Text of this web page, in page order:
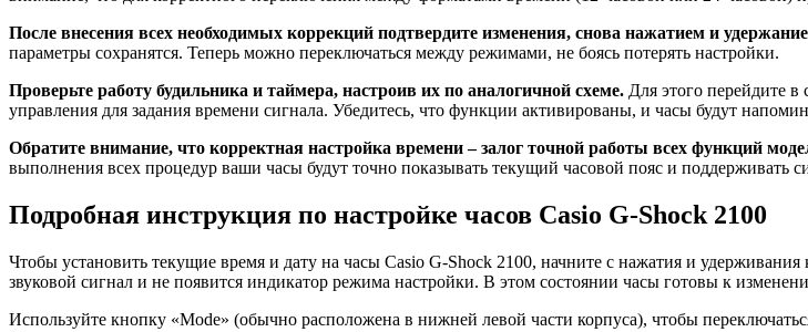
После внесения всех необходимых коррекций подтвердите изменения, снова нажатием и
параметры сохранятся. Теперь можно переключаться между режимами, не боясь потерять настройки.
Проверьте работу будильника и таймера, настроив их по аналогичной схеме. Для этого перейдите
управления для задания времени сигнала. Убедитесь, что функции активированы, и часы будут
Обратите внимание, что корректная настройка времени – залог точной работы всех функций
выполнения всех процедур ваши часы будут точно показывать текущий часовой пояс и поддерживать
Подробная инструкция по настройке часов Casio G-Shock 2100
Чтобы установить текущие время и дату на часы Casio G-Shock 2100, начните с нажатия и
звуковой сигнал и не появится индикатор режима настройки. В этом состоянии часы готовы к
Используйте кнопку «Mode» (обычно расположена в нижней левой части корпуса), чтобы